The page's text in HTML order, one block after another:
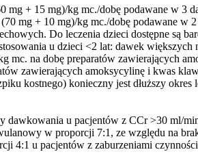
mg + 15 mg)/kg mc./dobę podawane w
mg + 10 mg)/kg mc./dobę podawane w
Do leczenia dzieci dostępne są
u dzieci <2 lat: dawek
mc. na dobę preparatów zawierających
zawierających amoksycylinę i kwas
kostnego) konieczny jest dłuższy
dawkowania u pacjentów z CCr >30 ml/
w proporcji 7:1, ze względu na
4:1 u pacjentów z zaburzeniami